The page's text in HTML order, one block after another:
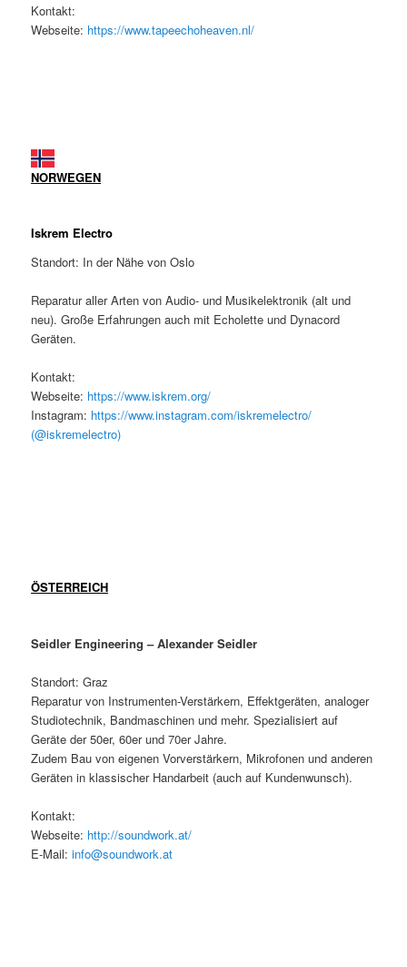
Kontakt:
Webseite: https://www.tapeechoheaven.nl/
NORWEGEN
Iskrem Electro
Standort: In der Nähe von Oslo
Reparatur aller Arten von Audio- und Musikelektronik (alt und
neu). Große Erfahrungen auch mit Echolette und Dynacord
Geräten.
Kontakt:
Webseite: https://www.iskrem.org/
Instagram: https://www.instagram.com/iskremelectro/
(@iskremelectro)
ÖSTERREICH
Seidler Engineering – Alexander Seidler
Standort: Graz
Reparatur von Instrumenten-Verstärkern, Effektgeräten, analoger
Studiotechnik, Bandmaschinen und mehr. Spezialisiert auf
Geräte der 50er, 60er und 70er Jahre.
Zudem Bau von eigenen Vorverstärkern, Mikrofonen und anderen
Geräten in klassischer Handarbeit (auch auf Kundenwunsch).
Kontakt:
Webseite: http://soundwork.at/
E-Mail:info@soundwork.at